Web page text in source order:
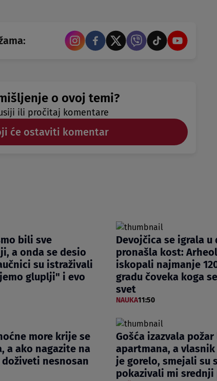
o ovoj temi?
ili pročitaj komentare
će ostaviti komentar
bili sve
a onda se desio
su istraživali
gluplji" i evo
Devojčica se igrala
pronašla kost:
iskopali najmanje
gradu čoveka koga
svet
NAUKA11:50
more krije se
a ako nagazite na
nesnosan
Gošća izazvala
apartmana, a vlasnik
je gorelo, smejali su
pokazivali mi